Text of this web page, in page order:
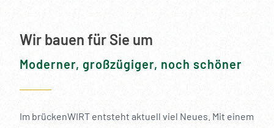
Wir bauen für Sie um
Moderner, großzügiger, noch schöner
Im brückenWIRT entsteht aktuell viel Neues. Mit einem